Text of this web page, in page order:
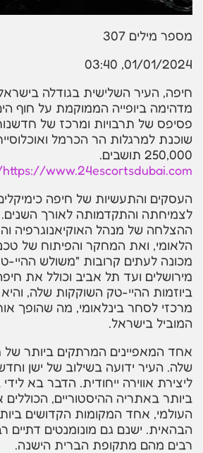
מספר מילים 307
01/01/2024, 03:40
חיפה, העיר השלישית בגודלה
מדהימה ביופייה הממוקמת על חוף
פסיפס של תרבויות ומרכז של
שוכנת למרגלות הר הכרמל
250,000 תושבים.
https://www.24escortsdubai.com/
העסקים והתעשיות של חיפה
לצמיחתה והתקדמותה לאורך
ההצלחה של מנהל האוקיאנוגרפיה
הלאומי, ואת המחקר והפיתוח של
מכונה לעתים קרובות "משולש
מירושלים ועד תל אביב וכולל את
ביוזמות ההיי-טק השוקקות שלה,
מרכזי לסחר בינלאומי, מה שהופך
המוביל בישראל.
אחד המאפיינים המרתקים ביותר
שלה. העיר ידועה בשילוב של ישן
ליצירת אווירה ייחודית. הדבר בא
ביותר באתריה ההיסטוריים,
העולמי, אחד המקומות הקדושים
הבהאית. ישנם גם מונומנטים דתיים
רבים מהם מתקופת הברית הישנה.